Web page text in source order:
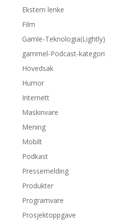
Ekstern lenke
Film
Gamle-Teknologia(Lightly)
gammel-Podcast-kategori
Hovedsak
Humor
Internett
Maskinvare
Mening
Mobilt
Podkast
Pressemelding
Produkter
Programvare
Prosjektoppgave